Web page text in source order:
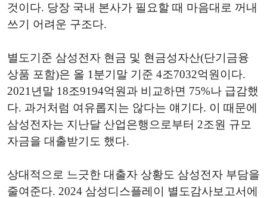
것이다. 당장 국내 본사가 필요할 때 마음대로 꺼내
쓰기 어려운 구조다.
별도기준 삼성전자 현금 및 현금성자산(단기금융
상품 포함)은 올 1분기말 기준 4조7032억원이다.
2021년말 18조9194억원과 비교하면 75%나 급감했
다. 과거처럼 여유롭지는 않다는 얘기다. 이 때문에
삼성전자는 지난달 산업은행으로부터 2조원 규모
자금을 대출받기도 했다.
상대적으로 느긋한 대출자 상황도 삼성전자 부담을
줄여준다. 2024 삼성디스플레이 별도감사보고서에